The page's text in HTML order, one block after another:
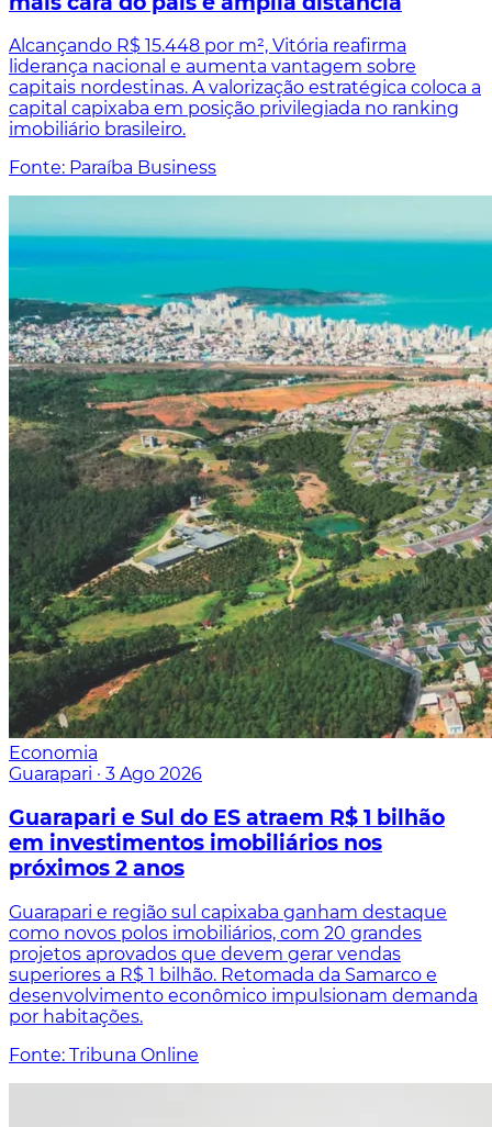
Alcançando R$ 15.448 por m², Vitória reafirma
liderança nacional e aumenta vantagem sobre
capitais nordestinas. A valorização estratégica coloca a
capital capixaba em posição privilegiada no ranking
imobiliário brasileiro.
Fonte: Paraíba Business
Economia
Guarapari · 3 Ago 2026
Guarapari e Sul do ES atraem R$ 1 bilhão
em investimentos imobiliários nos
próximos 2 anos
Guarapari e região sul capixaba ganham destaque
como novos polos imobiliários, com 20 grandes
projetos aprovados que devem gerar vendas
superiores a R$ 1 bilhão. Retomada da Samarco e
desenvolvimento econômico impulsionam demanda
por habitações.
Fonte: Tribuna Online